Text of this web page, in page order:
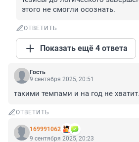
этого не смогли осознать.
ОТВЕТИТЬ
Показать ещё 4 ответа
Гость
9 сентября 2025, 20:51
такими темпами и на год не
ОТВЕТИТЬ
169991062
9 сентября 2025, 20:23